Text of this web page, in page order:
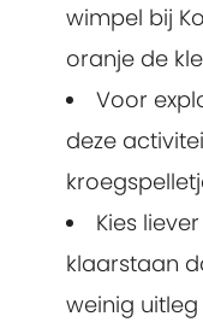
wimpel bij
oranje de
Voor
deze
Kies
klaarstaan
weinig